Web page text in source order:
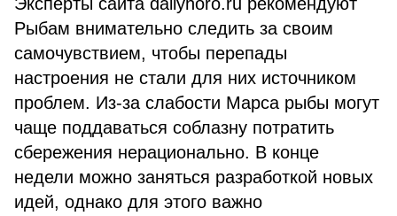
Рыбам внимательно следить за своим
самочувствием, чтобы перепады
настроения не стали для них источником
проблем. Из-за слабости Марса рыбы могут
чаще поддаваться соблазну потратить
сбережения нерационально. В конце
недели можно заняться разработкой новых
идей, однако для этого важно